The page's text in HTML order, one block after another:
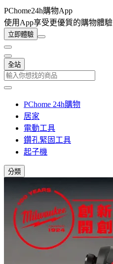
PChome24h購物App
使用App享受更優質的購物體驗
立即體驗
全站
PChome 24h購物
居家
電動工具
鑽孔緊固工具
起子機
分類